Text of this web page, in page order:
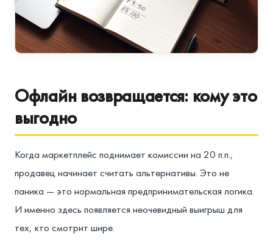
Офлайн возвращается: кому это
выгодно
Когда маркетплейс поднимает комиссии на 20 п.п.,
продавец начинает считать альтернативы. Это не
паника — это нормальная предпринимательская логика.
И именно здесь появляется неочевидный выигрыш для
тех, кто смотрит шире.